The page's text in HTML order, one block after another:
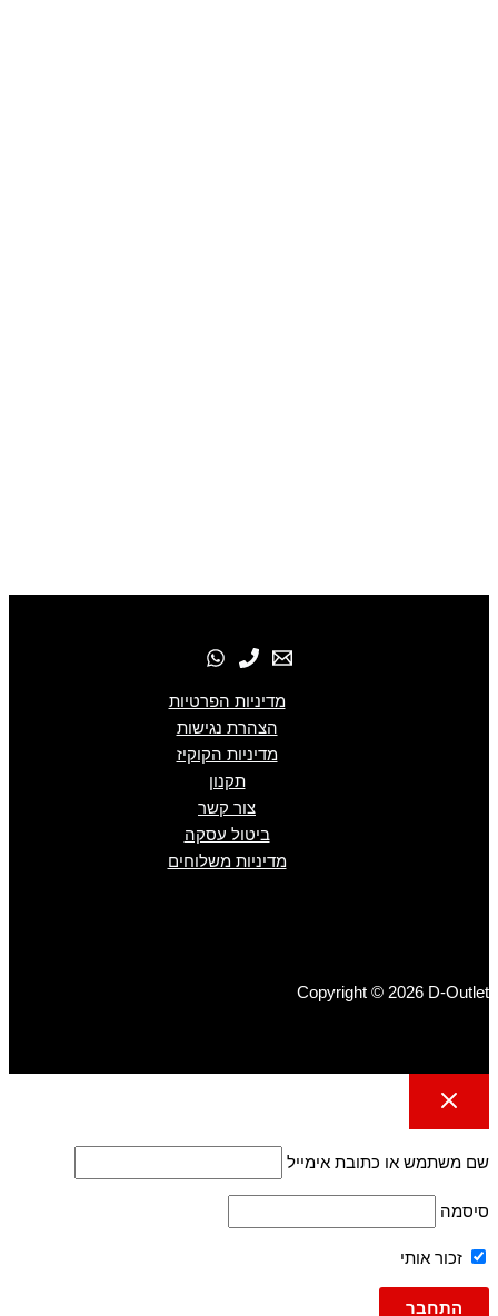
מדיניות הפרטיות
הצהרת נגישות
מדיניות הקוקיז
תקנון
צור קשר
ביטול עסקה
מדיניות משלוחים
Copyright © 2026 D-Outlet
שם משתמש או כתובת אימייל
סיסמה
זכור אותי